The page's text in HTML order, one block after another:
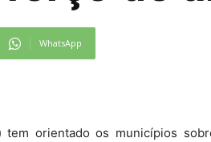
WhatsApp
tem orientado os municípios